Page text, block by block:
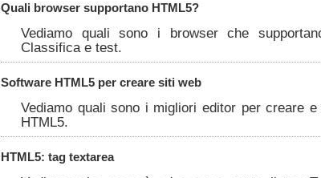
Quali browser supportano HTML5?
Vediamo quali sono i browser che
Classifica e test.
Software HTML5 per creare siti web
Vediamo quali sono i migliori editor per creare
HTML5.
HTML5: tag textarea